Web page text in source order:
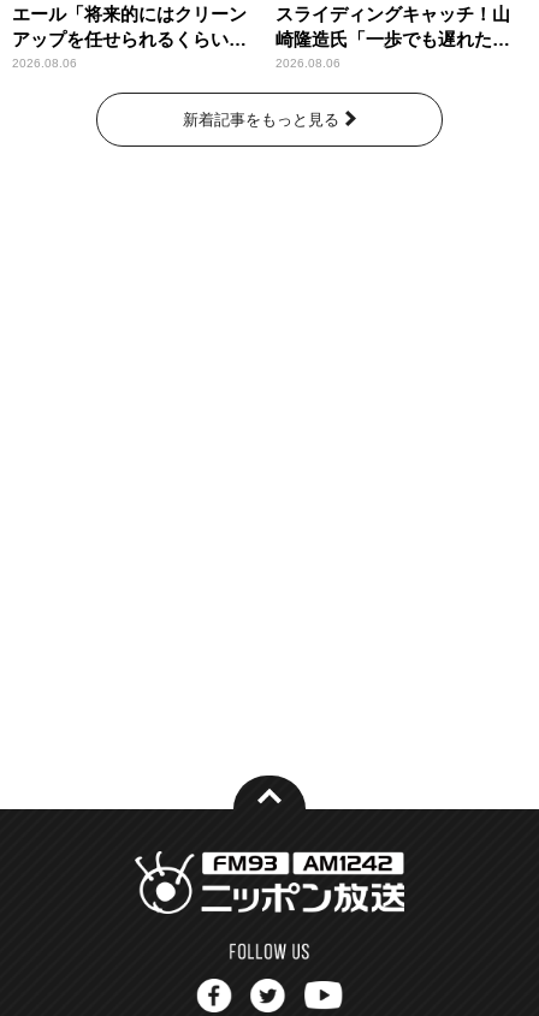
エール「将来的にはクリーン
アップを任せられるくらいま
では成長して」
2026.08.06
スライディングキャッチ！山
崎隆造氏「一歩でも遅れた
ら…」
2026.08.06
新着記事をもっと見る